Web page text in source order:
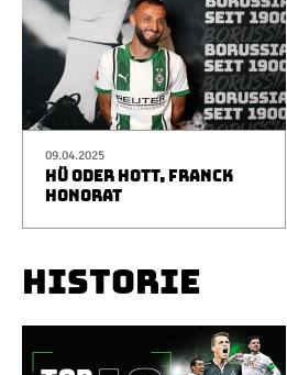
09.04.2025
HÜ ODER HOTT, FRANCK
HONORAT
HISTORIE